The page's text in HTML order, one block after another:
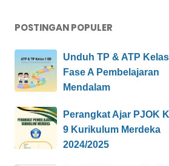
POSTINGAN POPULER
Unduh TP & ATP
Fase A Pembelajaran
Mendalam
Perangkat Ajar PJOK
9 Kurikulum Merdeka
2024/2025